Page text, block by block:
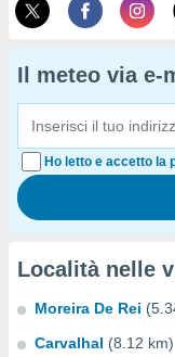
Il meteo via e-
Ho letto e accetto la
Località nelle
Moreira De Rei
Carvalhal (8.12 km)